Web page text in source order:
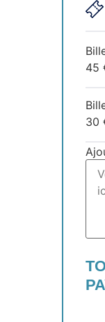
45
30